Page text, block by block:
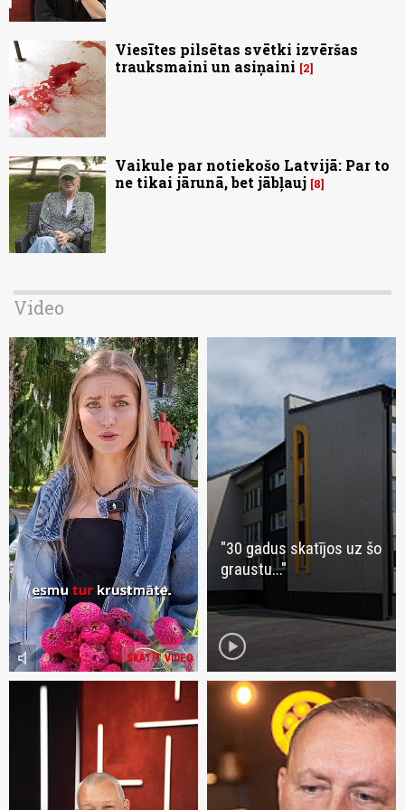
Viesītes pilsētas svētki izvēršas
trauksmaini un asiņaini
2
Vaikule par notiekošo Latvijā: Par to
ne tikai jārunā, bet jābļauj 8
Video
SKATĪT VIDEO
volume_mute
"30 gadus skatījos uz šo
graustu..."
play_circle